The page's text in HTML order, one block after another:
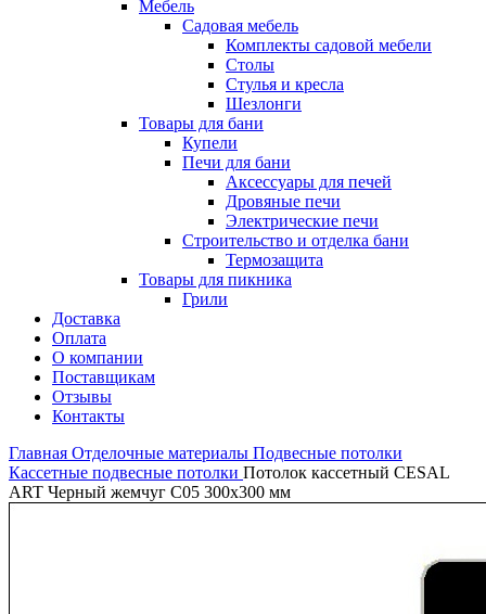
Мебель
Садовая мебель
Комплекты садовой мебели
Столы
Стулья и кресла
Шезлонги
Товары для бани
Купели
Печи для бани
Аксессуары для печей
Дровяные печи
Электрические печи
Строительство и отделка бани
Термозащита
Товары для пикника
Грили
Доставка
Оплата
О компании
Поставщикам
Отзывы
Контакты
Главная Отделочные материалы Подвесные потолки
Кассетные подвесные потолки Потолок кассетный CESAL
ART Черный жемчуг С05 300х300 мм